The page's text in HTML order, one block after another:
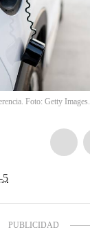
Foto: Getty Images.
5